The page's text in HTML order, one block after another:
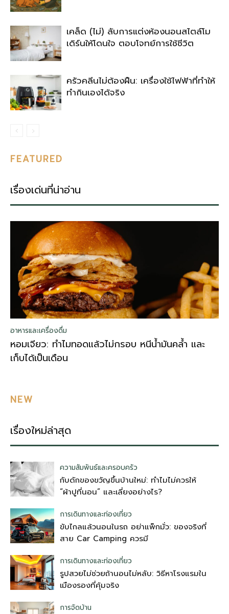
เคล็ด (ไม่) ลับการแต่งห้องนอนสไตล์โม
เดิร์นให้โดนใจ ตอบโจทย์การใช้ชีวิต
ครัวคลีนไม่ต้องฝืน: เครื่องใช้ไฟฟ้าที่ทำให้
ทำกินเองได้จริง
FEATURED
เรื่องเด่นที่น่าอ่าน
อาหารและเครื่องดื่ม
หอมเจียว: ทำไมทอดแล้วไม่กรอบ หนีน้ำมันคล้ำ และ
เก็บได้เป็นเดือน
NEW
เรื่องใหม่ล่าสุด
ความสัมพันธ์และครอบครัว
กับดักของขวัญขึ้นบ้านใหม่: ทำไมไม่ควรให้
“ผ้าปูที่นอน” และเลี่ยงอย่างไร?
การเดินทางและท่องเที่ยว
ขับไกลแล้วนอนในรถ อย่าแพ็กมั่ว: ของจริงที่
สาย Car Camping ควรมี
การเดินทางและท่องเที่ยว
รูปสวยไม่ช่วยถ้านอนไม่หลับ: วิธีหาโรงแรมใน
เมืองรองที่คุ้มจริง
การจัดบ้าน